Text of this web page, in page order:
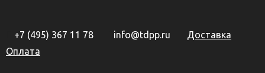
+7 (495) 367 11 78 info@tdpp.ru
Доставка
Оплата